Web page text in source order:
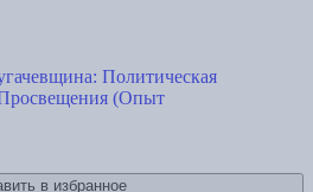
Политическая
Просвещения (Опыт
в избранное